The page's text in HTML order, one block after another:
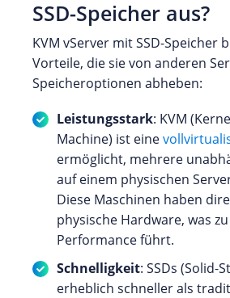
SSD-Speicher aus?
KVM vServer mit SSD-Speicher
Vorteile, die sie von anderen
Speicheroptionen abheben:
Leistungsstark: KVM
Machine) ist eine
ermöglicht, mehrere
auf einem physischen
Diese Maschinen haben
physische Hardware, was
Performance führt.
Schnelligkeit: SSDs (Solid-
erheblich schneller als